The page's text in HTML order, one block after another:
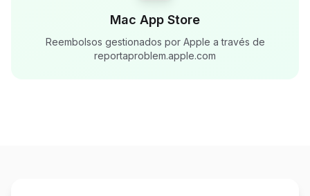
Mac App Store
Reembolsos gestionados por Apple a través de
reportaproblem.apple.com